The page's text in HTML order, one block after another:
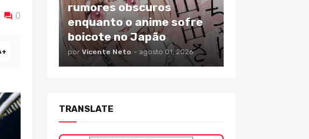
0
rumores obscuros
enquanto o anime sofre
boicote no Japão
por Vicente Neto - agosto 01, 2026
TRANSLATE